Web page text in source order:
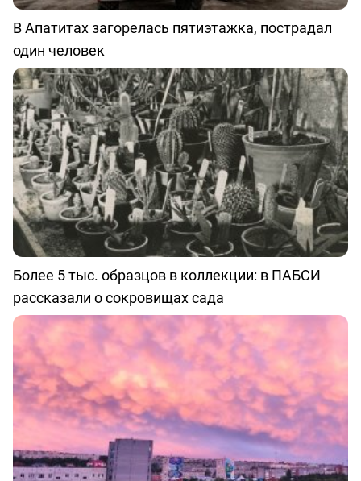
В Апатитах загорелась пятиэтажка, пострадал
один человек
Более 5 тыс. образцов в коллекции: в ПАБСИ
рассказали о сокровищах сада